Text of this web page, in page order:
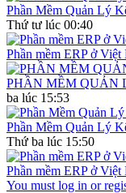
Phần Mềm Quản Lý
Thứ tư lúc 00:40
Phần mềm ERP ở Việt
PHẦN MỀM QUẢN
ba lúc 15:53
Phần Mềm Quản Lý
Thứ ba lúc 15:50
Phần mềm ERP ở Việt
You must log in or